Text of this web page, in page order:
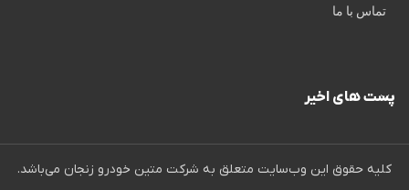
تماس با ما
پست های اخیر
کلیه حقوق این وب‌‌سایت متعلق به شرکت متین خودرو زنجان می‌باشد.